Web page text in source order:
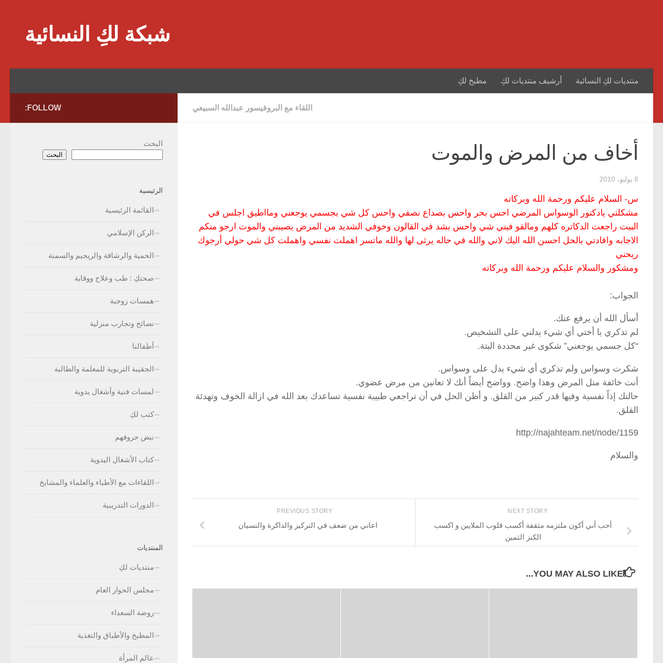
شبكة لكِ النسائية
منتديات لكِ النسائية أرشيف منتديات لكِ مطبخ لكِ
اللقاء مع البروفيسور عبدالله السبيعي
أخاف من المرض والموت
8 يوليو، 2010
س- السلام عليكم ورحمة الله وبركاته
مشكلتي يادكتور الوسواس المرضي احس بحر واحس بصداع نصفي واحس كل شي بجسمي يوجعني ومااطيق اجلس في
البيت راجعت الدكاتره كلهم ومالقو فيني شي واحس بشد في القالون وخوفي الشديد من المرض يصيبني والموت ارجو منكم
الاجابه وافادتي بالحل احسن الله اليك لاني والله في حاله يرثى لها والله ماتسر اهملت نفسي واهملت كل شي حولي أرجوك
ريحني
ومشكور والسلام عليكم ورحمة الله وبركاته
الجواب:
أسأل الله أن يرفع عنك.
لم تذكري يا أختي أي شيء يدلني على التشخيص.
“كل جسمي يوجعني” شكوى غير محددة البتة.
شكرت وسواس ولم تذكري أي شيء يدل على وسواس.
أنت خائفة منل المرض وهذا واضح. وواضح أيضاً أنك لا تعانين من مرض عضوي.
حالتك إذاً نفسية وفيها قدر كبير من القلق. و أظن الحل في أن تراجعي طبيبة نفسية تساعدك بعد الله في ازالة الخوف وتهدئة
القلق.
http://najahteam.net/node/1159
والسلام
NEXT STORY
أحب أني أكون ملتزمه مثقفة أكسب قلوب الملايين و اكسب
الكنز الثمين
PREVIOUS STORY
اعاني من ضعف في التركيز والذاكرة والنسيان
YOU MAY ALSO LIKE...
FOLLOW:
البحث
البحث
الرئيسية
القائمة الرئيسية
الركن الإسلامي
الحمية والرشاقة والريجيم والسمنة
صحتكِ : طب وعلاج ووقاية
همسات زوجية
نصائح وتجارب منزلية
أطفالنا
الحقيبة التربوية للمعلمة والطالبة
لمسات فنية وأشغال يدوية
كتب لكِ
نبض حروفهم
كتاب الأشغال اليدوية
اللقاءات مع الأطباء والعلماء والمشايخ
الدورات التدريبية
المنتديات
منتديات لكِ
مجلس الحوار العام
روضة السعداء
المطبخ والأطباق والتغذية
عالم المرأة